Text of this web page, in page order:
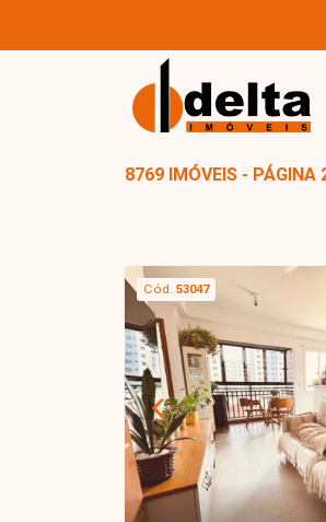
8769 IMÓVEIS - PÁGINA
Cód. 53047